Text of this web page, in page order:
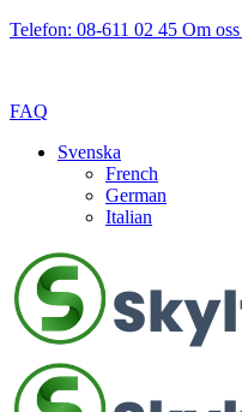
Telefon: 08-611 02 45 Om oss
FAQ
Svenska
French
German
Italian